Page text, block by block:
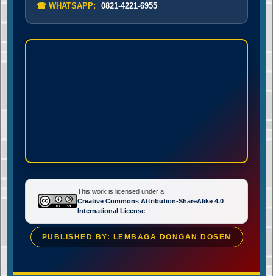
☎ WHATSAPP:
0821-4221-6955
This work is licensed under a
Creative Commons Attribution-ShareAlike 4.0
International License
PUBLISHED BY: LEMBAGA DONGAN DOSEN